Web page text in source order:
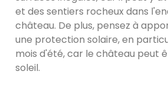
et des sentiers rocheux dans
château. De plus, pensez à
une protection solaire, en
mois d'été, car le château peut
soleil.